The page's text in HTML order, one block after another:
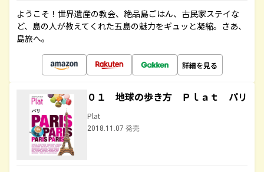
ようこそ！世界遺産の教会、絶品島ごはん、古民家ステイな
ど、島の人が教えてくれた五島の魅力をギュッと凝縮。さあ、
島旅へ。
詳細を見る
０１ 地球の歩き方 Ｐｌａｔ パリ
Plat
2018.11.07 発売